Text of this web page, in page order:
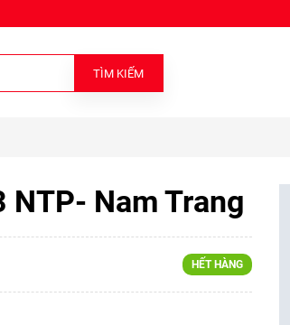
TÌM KIẾM
NTP- Nam Trang
HẾT HÀNG